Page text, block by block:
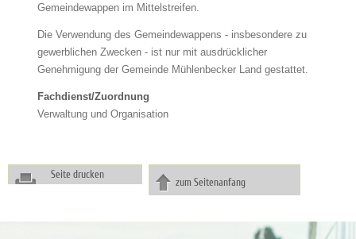
Gemeindewappen im Mittelstreifen.
Die Verwendung des Gemeindewappens - insbesondere zu
gewerblichen Zwecken - ist nur mit ausdrücklicher
Genehmigung der Gemeinde Mühlenbecker Land gestattet.
Fachdienst/Zuordnung
Verwaltung und Organisation
Seite drucken
zum Seitenanfang